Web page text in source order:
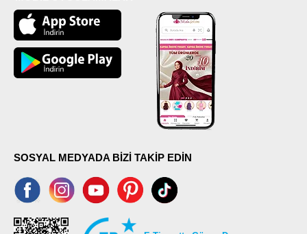
SOSYAL MEDYADA BİZİ TAKİP EDİN